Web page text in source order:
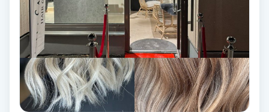
Fettreducering
Fibromassage
Fillers